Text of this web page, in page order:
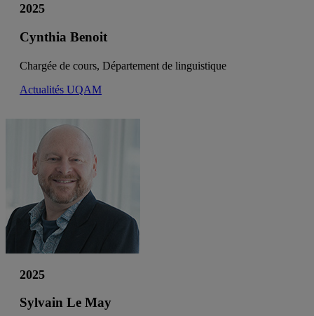
2025
Cynthia Benoit
Chargée de cours, Département de linguistique
Actualités UQAM
2025
Sylvain Le May